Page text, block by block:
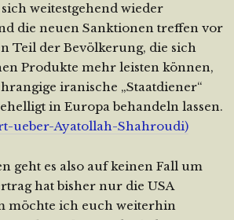
weitestgehend wieder
die neuen Sanktionen treffen vor
Teil der Bevölkerung, die sich
Produkte mehr leisten können,
iranische „Staatdiener“
in Europa behandeln lassen.
ueber-Ayatollah-Shahroudi)
geht es also auf keinen Fall um
hat bisher nur die USA
möchte ich euch weiterhin